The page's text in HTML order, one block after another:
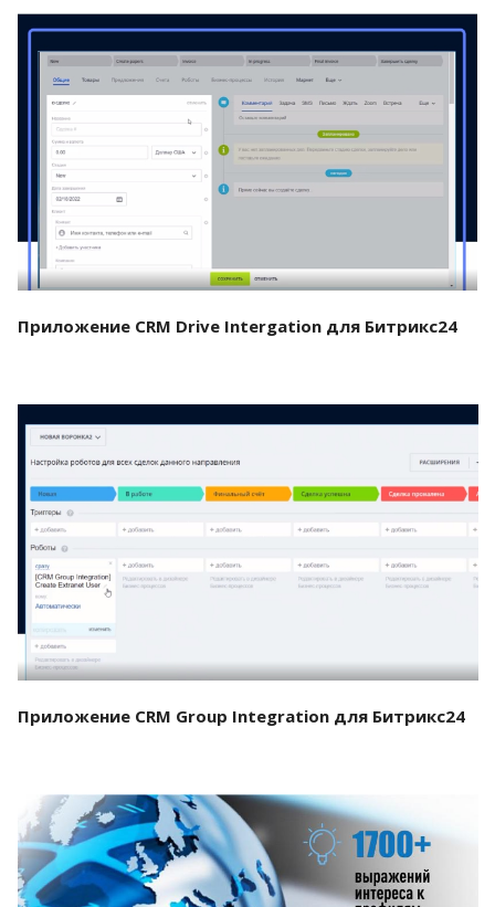
Смотреть проект
Приложение CRM Drive Intergation для Битрикс24
Смотреть проект
Приложение CRM Group Integration для Битрикс24